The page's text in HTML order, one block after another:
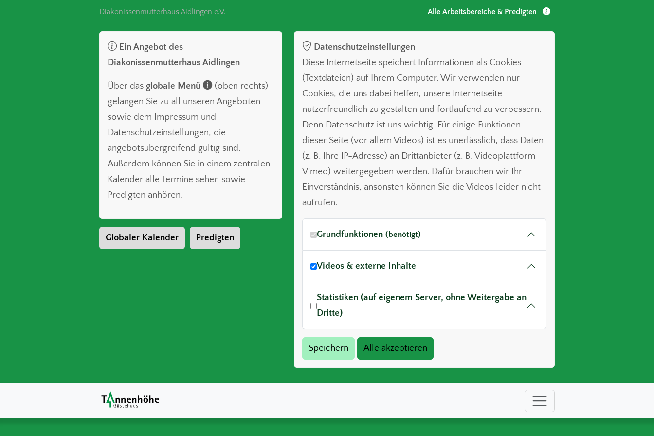
Diakonissenmutterhaus Aidlingen e.V. Alle Arbeitsbereiche & Predigten
Ein Angebot des
Diakonissenmutterhaus Aidlingen
Über das globale Menü
(oben rechts)
gelangen Sie zu all unseren Angeboten
sowie dem Impressum und
Datenschutzeinstellungen, die
angebotsübergreifend gültig sind.
Außerdem können Sie in einem zentralen
Kalender alle Termine sehen sowie
Predigten anhören.
Globaler Kalender Predigten
Datenschutzeinstellungen
Diese Internetseite speichert Informationen als Cookies
(Textdateien) auf Ihrem Computer. Wir verwenden nur
Cookies, die uns dabei helfen, unsere Internetseite
nutzerfreundlich zu gestalten und fortlaufend zu verbessern.
Denn Datenschutz ist uns wichtig. Für einige Funktionen
dieser Seite (vor allem Videos) ist es unerlässlich, dass Daten
(z. B. Ihre IP-Adresse) an Drittanbieter (z. B. Videoplattform
Vimeo) weitergegeben werden. Dafür brauchen wir Ihr
Einverständnis, ansonsten können Sie die Videos leider nicht
aufrufen.
Grundfunktionen (benötigt)
Videos & externe Inhalte
Statistiken (auf eigenem Server, ohne Weitergabe an
Dritte)